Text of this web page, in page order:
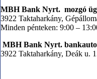
MBH Bank Nyrt. mozgó
3922 Taktaharkány,
Minden pénteken: 9:00 –
MBH Bank Nyrt.
3922 Taktaharkány, Deák u.